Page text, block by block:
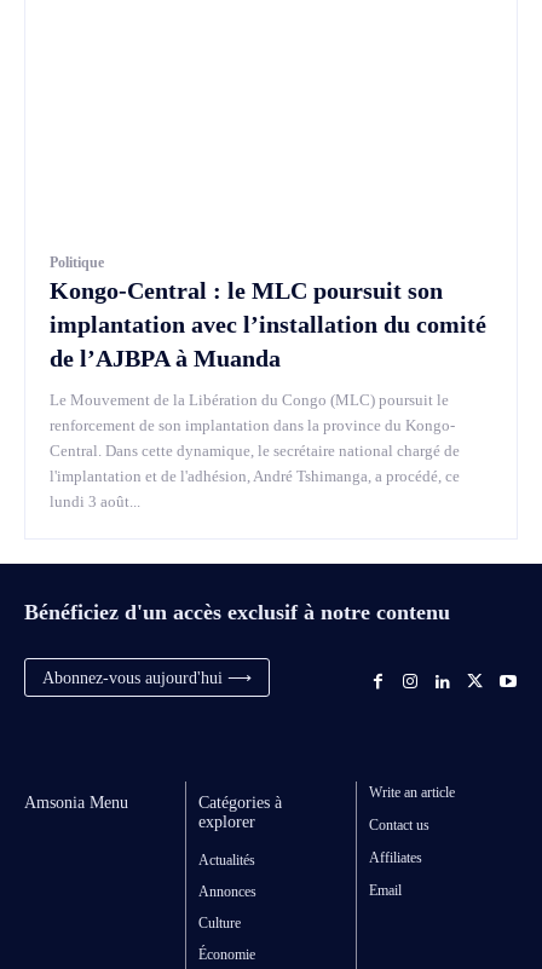
Politique
Kongo-Central : le MLC poursuit son
implantation avec l’installation du comité
de l’AJBPA à Muanda
Le Mouvement de la Libération du Congo (MLC) poursuit le
renforcement de son implantation dans la province du Kongo-
Central. Dans cette dynamique, le secrétaire national chargé de
l'implantation et de l'adhésion, André Tshimanga, a procédé, ce
lundi 3 août...
Bénéficiez d'un accès exclusif à notre contenu
Abonnez-vous aujourd'hui ⟶
Amsonia Menu
Catégories à
explorer
Actualités
Annonces
Culture
Économie
Write an article
Contact us
Affiliates
Email